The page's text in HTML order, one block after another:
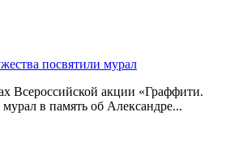
посвятили мурал
Всероссийской акции «Граффити.
в память об Александре...